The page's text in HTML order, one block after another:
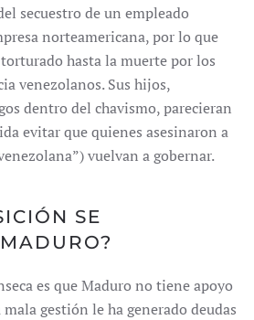
secuestro de un empleado
norteamericana, por lo que
hasta la muerte por los
venezolanos. Sus hijos,
dentro del chavismo, parecieran
evitar que quienes asesinaron a
vuelvan a gobernar.
SE
es que Maduro no tiene apoyo
gestión le ha generado deudas